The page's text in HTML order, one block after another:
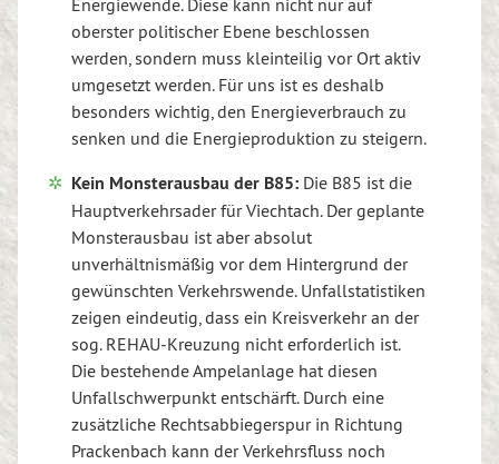
oberster politischer Ebene beschlossen
werden, sondern muss kleinteilig vor Ort aktiv
umgesetzt werden. Für uns ist es deshalb
besonders wichtig, den Energieverbrauch zu
senken und die Energieproduktion zu steigern.
Kein Monsterausbau der B85: Die B85 ist die
Hauptverkehrsader für Viechtach. Der geplante
Monsterausbau ist aber absolut
unverhältnismäßig vor dem Hintergrund der
gewünschten Verkehrswende. Unfallstatistiken
zeigen eindeutig, dass ein Kreisverkehr an der
sog. REHAU-Kreuzung nicht erforderlich ist.
Die bestehende Ampelanlage hat diesen
Unfallschwerpunkt entschärft. Durch eine
zusätzliche Rechtsabbiegerspur in Richtung
Prackenbach kann der Verkehrsfluss noch